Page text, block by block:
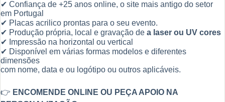
✔ Confiança de +25 anos online, o site mais antigo do setor
em Portugal
✔ Placas acrilico prontas para o seu evento.
✔ Produção própria, local e gravação de a laser ou UV cores
✔ Impressão na horizontal ou vertical
✔ Disponível em várias formas modelos e diferentes
dimensões
com nome, data e ou logótipo ou outros aplicáveis.
👉 ENCOMENDE ONLINE OU PEÇA APOIO NA